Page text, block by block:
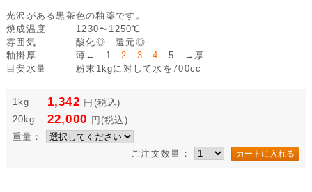
光沢がある黒茶色の釉薬です。
焼成温度
1230〜1250℃
雰囲気
酸化◎ 還元◎
釉掛厚
薄← 12 3 45 →厚
目安水量
粉末1kgに対して水を700cc
1kg 1,342 円 (税込)
20kg
22,000 円 (税込)
重量：
ご注文数量：